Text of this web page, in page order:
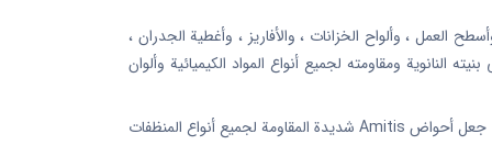
، وألواح الخزانات ، والأفاريز ، وأغطية الجدران ،
ومقاومته لجميع أنواع المواد الكيميائية وألوان
يتم الحصول على لون المنتجات من حبيبات الألوان الطبيعية ، وهي العلامة التجارية الوحيدة في السوق التي تستخدم هذه الطريقة Amitis ، مما جعل أحواض Amitis شديدة المقاومة لجميع أنواع المنظفات